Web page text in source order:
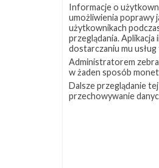
Informacje o
umożliwienia poprawy
użytkownikach
przeglądania.
dostarczaniu mu
Administratorem
w żaden sposób
Dalsze przeglądanie
przechowywanie